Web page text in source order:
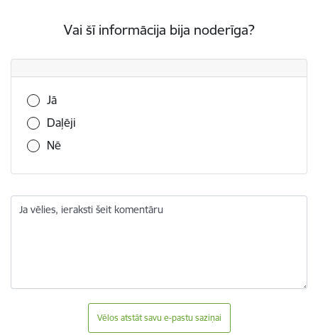
Vai šī informācija bija noderīga?
Vai šī informācija bija noderīga?
Jā
Daļēji
Nē
Ja vēlies, ieraksti šeit komentāru
Vēlos atstāt savu e-pastu saziņai